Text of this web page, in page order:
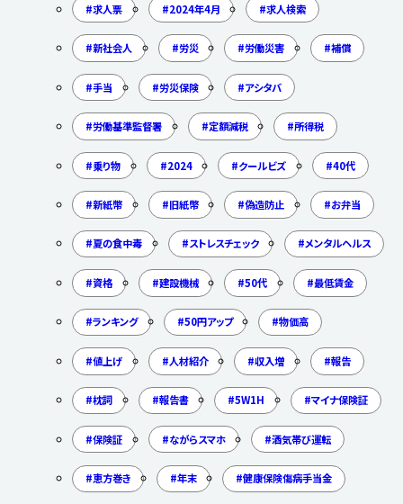
求人票 2024年4月 求人検索
新社会人 労災 労働災害 補償
手当 労災保険 アシタバ
労働基準監督署 定額減税 所得税
乗り物 2024 クールビズ 40代
新紙幣 旧紙幣 偽造防止 お弁当
夏の食中毒 ストレスチェック メンタルヘルス
資格 建設機械 50代 最低賃金
ランキング 50円アップ 物価高
値上げ 人材紹介 収入増 報告
枕詞 報告書 5W1H マイナ保険証
保険証 ながらスマホ 酒気帯び運転
恵方巻き 年末 健康保険傷病手当金